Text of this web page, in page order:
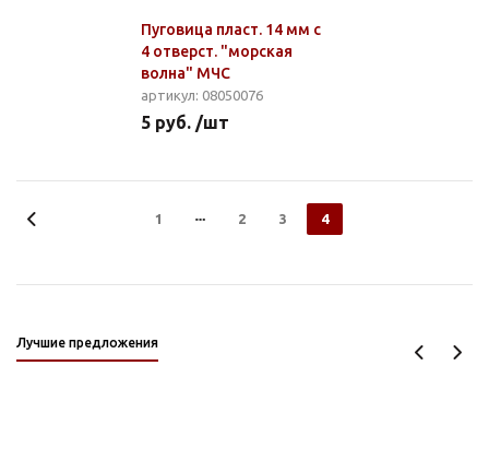
Пуговица пласт. 14 мм с
4 отверст. "морская
волна" МЧС
артикул: 08050076
5 руб. /шт
1 2 3 4
Лучшие предложения